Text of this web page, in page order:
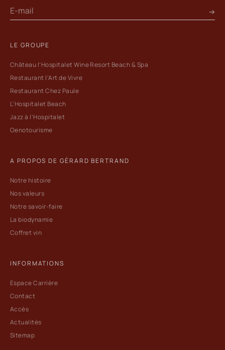
LE GROUPE
Château l’Hospitalet Wine Resort Beach & Spa
Restaurant l’Art de Vivre
Restaurant Chez Paule
L'Hospitalet Beach
Jazz à l’Hospitalet
Oenotourisme
A PROPOS DE GÉRARD BERTRAND
Notre histoire
Nos valeurs
Notre savoir-faire
La biodynamie
Coffret vin
INFORMATIONS
Espace Carrière
Contact
Accès
Actualités
Sitemap